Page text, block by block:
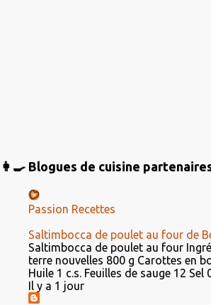
👩‍🍳 Blogues de cuisine
Passion Recettes
Saltimbocca de poulet au four de
Saltimbocca de poulet au four
terre nouvelles 800 g Carottes en
Huile 1 c.s. Feuilles de sauge 12 Sel
Il y a 1 jour